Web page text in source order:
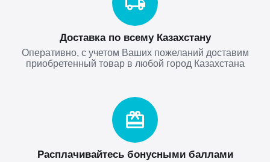
Доставка по всему Казахстану
Оперативно, с учетом Ваших пожеланий доставим
приобретенный товар в любой город Казахстана
Расплачивайтесь бонусными баллами